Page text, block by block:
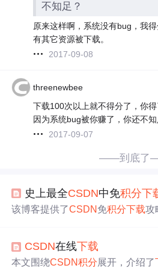
不知足？
原来这样啊，系统没有bug，我
有其它资源被下载。
2017-09-08
threenewbee
下载100次以上就不得分了，你
因为系统bug被你赚了，你还不知
2017-09-07
——到底了
史上最全CSDN中免积分下
该博客提供了CSDN 免积分下载攻
则，包括发布文章、被评论、阅读
方式及相关限制。
CSDN在线下载
本文围绕CSDN积分展开，介绍了